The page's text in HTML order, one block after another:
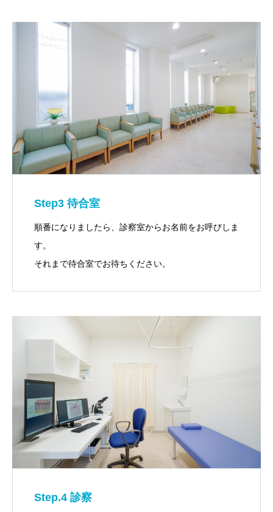
Step3 待合室
順番になりましたら、診察室からお名前をお呼びしま
す。
それまで待合室でお待ちください。
Step.4 診察